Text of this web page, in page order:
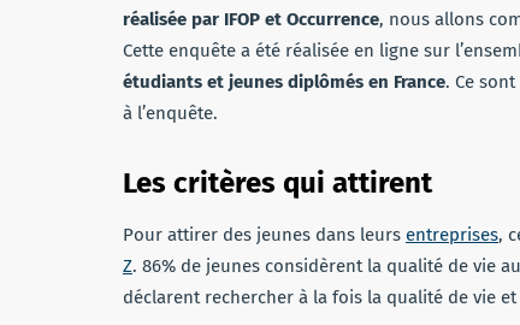
réalisée par IFOP et Occurrence, nous allons
Cette enquête a été réalisée en ligne sur
étudiants et jeunes diplômés en France. Ce
à l’enquête.
Les critères qui attirent
Pour attirer des jeunes dans leurs entreprises,
Z. 86% de jeunes considèrent la qualité de vie
déclarent rechercher à la fois la qualité de vie et